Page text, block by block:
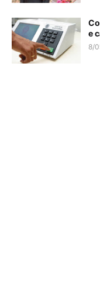
e
8/